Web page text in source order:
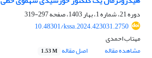
دوره 21، شماره 1، بهار 1403، صفحه
297-319
10.48301/kssa.2024.423031.2750
مهتاب احمدی
مشاهده مقاله
اصل مقاله 1.53 M